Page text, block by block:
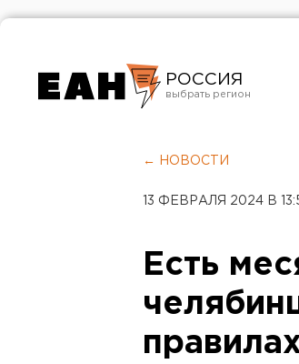
РОССИЯ
Челябинск
← НОВОСТИ
13 ФЕВРАЛЯ 2024 В
Есть